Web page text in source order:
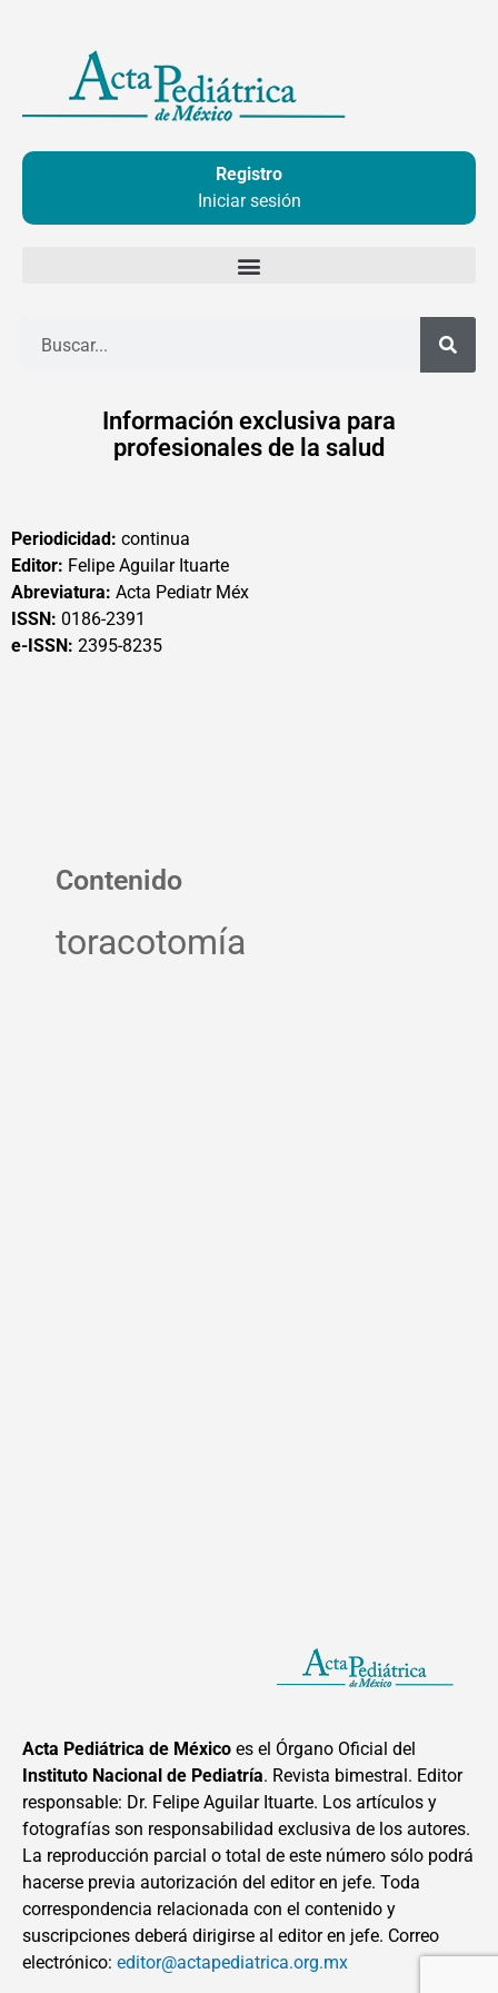
contenido
Registro
Iniciar sesión
Información exclusiva para
profesionales de la salud
Periodicidad: continua
Editor: Felipe Aguilar Ituarte
Abreviatura: Acta Pediatr Méx
ISSN: 0186-2391
e-ISSN: 2395-8235
Contenido
toracotomía
Acta Pediátrica de México es el Órgano Oficial del
Instituto Nacional de Pediatría. Revista bimestral. Editor
responsable: Dr. Felipe Aguilar Ituarte. Los artículos y
fotografías son responsabilidad exclusiva de los autores.
La reproducción parcial o total de este número sólo podrá
hacerse previa autorización del editor en jefe. Toda
correspondencia relacionada con el contenido y
suscripciones deberá dirigirse al editor en jefe. Correo
electrónico: editor@actapediatrica.org.mx